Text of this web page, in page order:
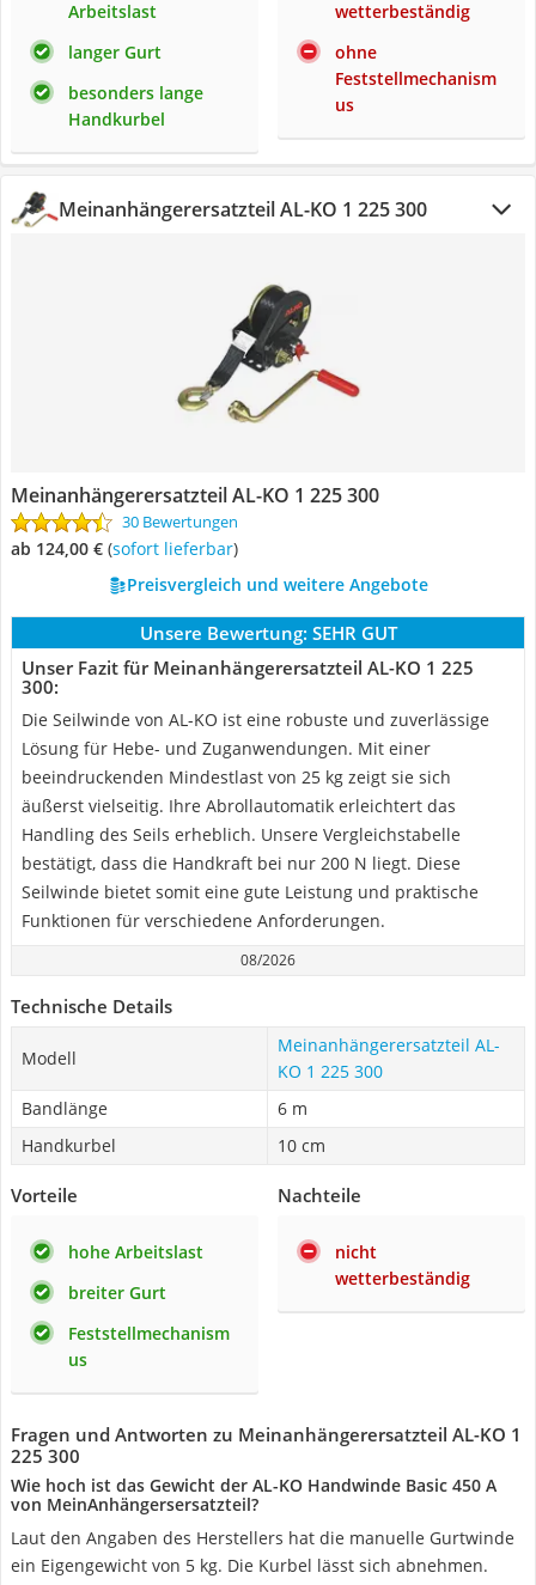
Arbeitslast
langer Gurt
besonders lange
Handkurbel
wetterbeständig
ohne
Feststellmechanism
us
Meinanhängerersatzteil AL-KO 1 225 300
Meinanhängerersatzteil AL-KO 1 225 300
30 Bewertungen
ab 124,00 € ( Sofort lieferbar)
Preisvergleich und weitere Angebote
Unsere Bewertung: SEHR GUT
Unser Fazit für Meinanhängerersatzteil AL-KO 1 225
300:
Die Seilwinde von AL-KO ist eine robuste und zuverlässige
Lösung für Hebe- und Zuganwendungen. Mit einer
beeindruckenden Mindestlast von 25 kg zeigt sie sich
äußerst vielseitig. Ihre Abrollautomatik erleichtert das
Handling des Seils erheblich. Unsere Vergleichstabelle
bestätigt, dass die Handkraft bei nur 200 N liegt. Diese
Seilwinde bietet somit eine gute Leistung und praktische
Funktionen für verschiedene Anforderungen.
08/2026
Technische Details
Modell
Meinanhängerersatzteil AL-
KO 1 225 300
Bandlänge
6 m
Handkurbel
10 cm
Vorteile
hohe Arbeitslast
breiter Gurt
Feststellmechanism
us
Nachteile
nicht
wetterbeständig
Fragen und Antworten zu Meinanhängerersatzteil AL-KO 1
225 300
Wie hoch ist das Gewicht der AL-KO Handwinde Basic 450 A
von MeinAnhängersersatzteil?
Laut den Angaben des Herstellers hat die manuelle Gurtwinde
ein Eigengewicht von 5 kg. Die Kurbel lässt sich abnehmen.